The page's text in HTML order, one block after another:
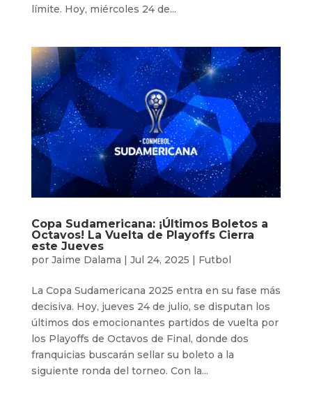
límite. Hoy, miércoles 24 de...
Copa Sudamericana: ¡Últimos Boletos a
Octavos! La Vuelta de Playoffs Cierra
este Jueves
por Jaime Dalama | Jul 24, 2025 | Futbol
La Copa Sudamericana 2025 entra en su fase más
decisiva. Hoy, jueves 24 de julio, se disputan los
últimos dos emocionantes partidos de vuelta por
los Playoffs de Octavos de Final, donde dos
franquicias buscarán sellar su boleto a la
siguiente ronda del torneo. Con la...